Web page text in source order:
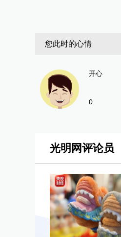
您此时的心情
开心
0
光明网评论员